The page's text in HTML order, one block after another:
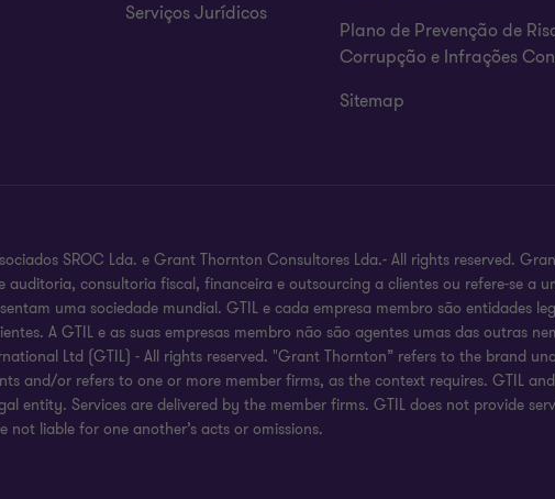
Serviços Jurídicos
Plano de Prevenção de
Corrupção e Infrações
Sitemap
SROC Lda. e Grant Thornton Consultores Lda.- All rights reserved.
auditoria, consultoria fiscal, financeira e outsourcing a clientes ou refere-se a
uma sociedade mundial. GTIL e cada empresa membro são entidades
A GTIL e as suas empresas membro não são agentes umas das outras
Ltd (GTIL) - All rights reserved. "Grant Thornton” refers to the brand
and/or refers to one or more member firms, as the context requires. GTIL
entity. Services are delivered by the member firms. GTIL does not provide
not liable for one another’s acts or omissions.